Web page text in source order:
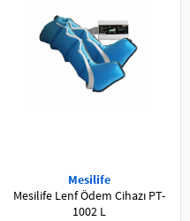
Mesilife
Mesilife Lenf Ödem Cihazı PT-
1002 L